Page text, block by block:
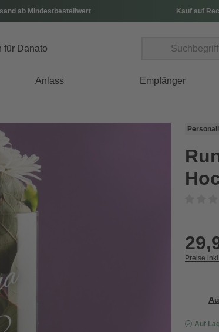
ab Mindestbestellwert Kauf auf
Anlass Empfänger
Preise
Auf